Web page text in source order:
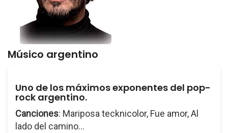
Músico argentino
Uno de los máximos exponentes del pop-
rock argentino.
Canciones: Mariposa tecknicolor, Fue amor, Al
lado del camino...